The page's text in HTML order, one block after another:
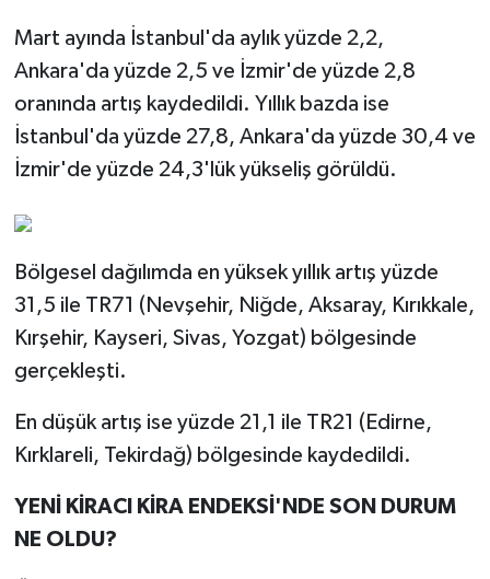
Mart ayında İstanbul'da aylık yüzde 2,2,
Ankara'da yüzde 2,5 ve İzmir'de yüzde 2,8
oranında artış kaydedildi. Yıllık bazda ise
İstanbul'da yüzde 27,8, Ankara'da yüzde 30,4 ve
İzmir'de yüzde 24,3'lük yükseliş görüldü.
Bölgesel dağılımda en yüksek yıllık artış yüzde
31,5 ile TR71 (Nevşehir, Niğde, Aksaray, Kırıkkale,
Kırşehir, Kayseri, Sivas, Yozgat) bölgesinde
gerçekleşti.
En düşük artış ise yüzde 21,1 ile TR21 (Edirne,
Kırklareli, Tekirdağ) bölgesinde kaydedildi.
YENİ KİRACI KİRA ENDEKSİ'NDE SON DURUM
NE OLDU?